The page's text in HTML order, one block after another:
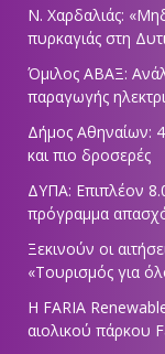
Ν. Χαρδαλιάς:
πυρκαγιάς στη
Όμιλος ΑΒΑΞ:
παραγωγής
Δήμος Αθηναίων:
και πιο δροσερές
ΔΥΠΑ: Επιπλέον
πρόγραμμα
Ξεκινούν οι
«Τουρισμός για
Η FARIA
αιολικού πάρκου